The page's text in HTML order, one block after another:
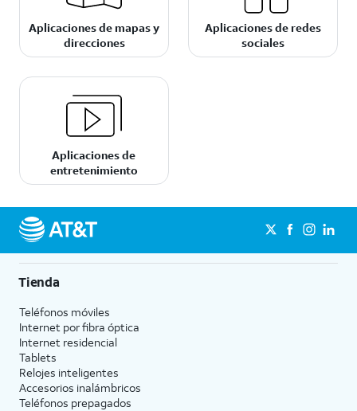
Aplicaciones de mapas y
direcciones
Aplicaciones de redes
sociales
Aplicaciones de
entretenimiento
Tienda
Teléfonos móviles
Internet por fibra óptica
Internet residencial
Tablets
Relojes inteligentes
Accesorios inalámbricos
Teléfonos prepagados